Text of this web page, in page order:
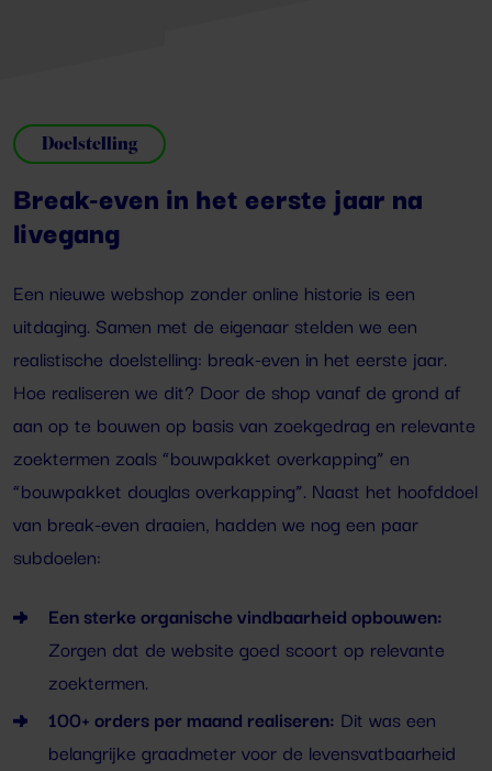
Doelstelling
Break-even in het eerste jaar na
livegang
Een nieuwe webshop zonder online historie is een
uitdaging. Samen met de eigenaar stelden we een
realistische doelstelling: break-even in het eerste jaar.
Hoe realiseren we dit? Door de shop vanaf de grond af
aan op te bouwen op basis van zoekgedrag en relevante
zoektermen zoals “bouwpakket overkapping” en
“bouwpakket douglas overkapping”. Naast het hoofddoel
van break-even draaien, hadden we nog een paar
subdoelen:
Een sterke organische vindbaarheid opbouwen:
Zorgen dat de website goed scoort op relevante
zoektermen.
100+ orders per maand realiseren: Dit was een
belangrijke graadmeter voor de levensvatbaarheid